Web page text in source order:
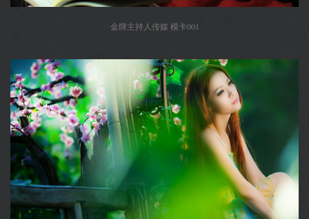
金牌主持人传媒 模卡001